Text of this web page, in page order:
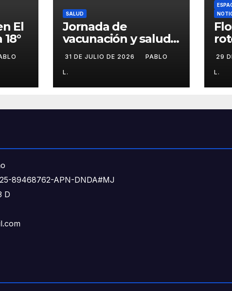
El
SALUD
Jornada de
vacunación y salud
bucal para chicos
31 DE JULIO DE 2026 PABLO
L.
29
L.
89468762-APN-DNDA#MJ
D